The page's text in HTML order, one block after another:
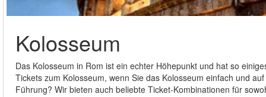
Kolosseum
Das Kolosseum in Rom ist ein echter Höhepunkt und hat so
Tickets zum Kolosseum, wenn Sie das Kolosseum einfach und
Führung? Wir bieten auch beliebte Ticket-Kombinationen für